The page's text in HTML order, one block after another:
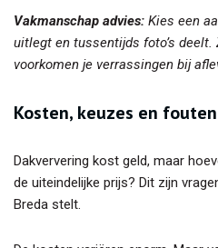
Vakmanschap advies: Kies een
uitlegt en tussentijds foto’s
voorkomen je verrassingen bij
Kosten, keuzes en
Dakververing kost geld, maar
de uiteindelijke prijs? Dit zijn
Breda stelt.